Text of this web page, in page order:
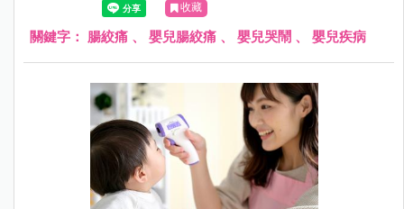
收藏
關鍵字： 腸絞痛 、 嬰兒腸絞痛 、 嬰兒哭鬧 、 嬰兒疾病